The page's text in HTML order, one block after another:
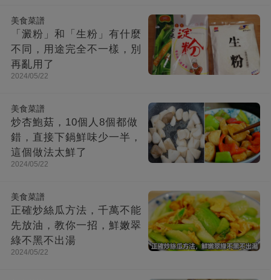
美食菜譜
「澱粉」和「生粉」有什麼
不同，用途完全不一樣，別
再亂用了
2024/05/22
美食菜譜
炒杏鮑菇，10個人8個都做
錯，直接下鍋鮮味少一半，
這個做法太鮮了
2024/05/22
美食菜譜
正確炒絲瓜方法，千萬不能
先放油，教你一招，鮮嫩翠
綠不黑不出湯
2024/05/22